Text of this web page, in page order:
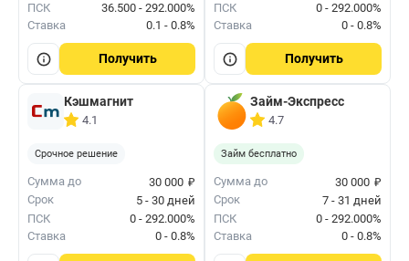
ПСК
36.500 - 292.000%
Ставка
0.1 - 0.8%
Получить
ПСК
0 - 292.000%
Ставка
0 - 0.8%
Получить
Кэшмагнит
4.1
Срочное решение
Сумма до 30 000 ₽
Срок
5 - 30 дней
ПСК
0 - 292.000%
Ставка
0 - 0.8%
Займ-Экспресс
4.7
Займ бесплатно
Сумма до 30 000 ₽
Срок
7 - 31 дней
ПСК
0 - 292.000%
Ставка
0 - 0.8%